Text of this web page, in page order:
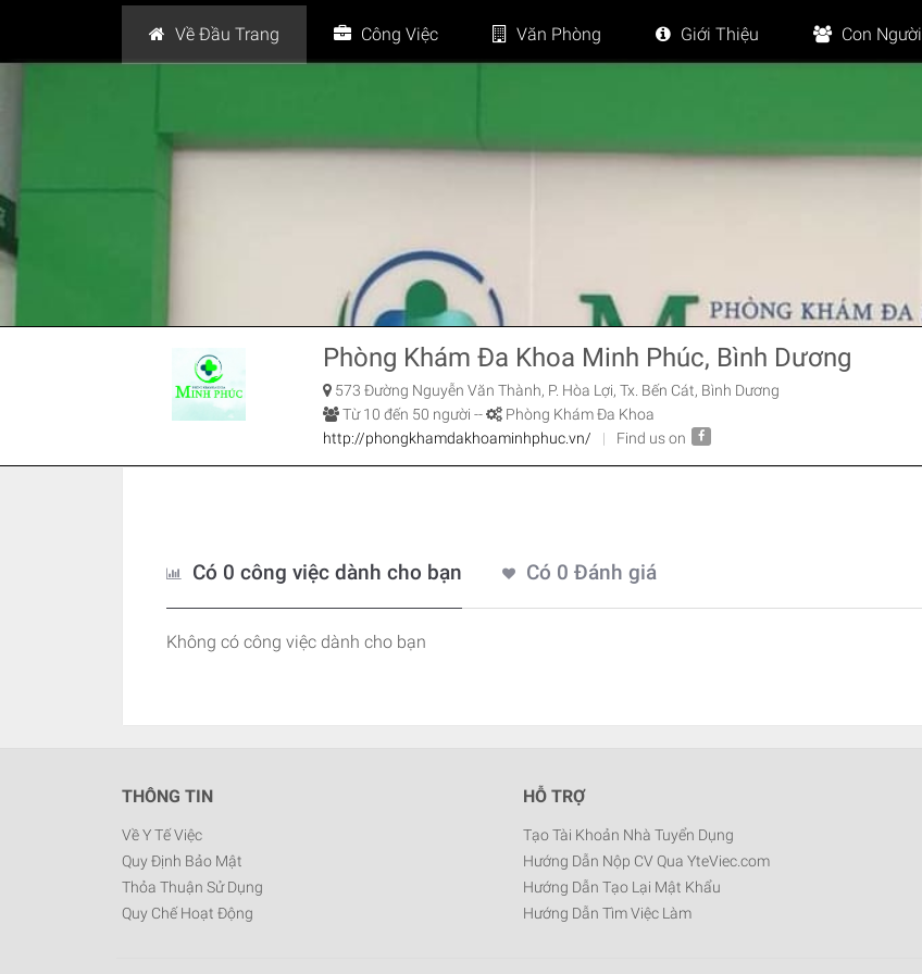
Về Đầu Trang Công Việc Văn Phòng Giới Thiệu Con Người
Phòng Khám Đa Khoa Minh Phúc, Bình Dương
573 Đường Nguyễn Văn Thành, P. Hòa Lợi, Tx. Bến Cát, Bình Dương
Từ 10 đến 50 người --
Phòng Khám Đa Khoa
http://phongkhamdakhoaminhphuc.vn/
| Find us on
Có 0 công việc dành cho bạn Có 0 Đánh giá
Không có công việc dành cho bạn
THÔNG TIN
Về Y Tế Việc
Quy Định Bảo Mật
Thỏa Thuận Sử Dụng
Quy Chế Hoạt Động
HỖ TRỢ
Tạo Tài Khoản Nhà Tuyển Dụng
Hướng Dẫn Nộp CV Qua YteViec.com
Hướng Dẫn Tạo Lại Mật Khẩu
Hướng Dẫn Tìm Việc Làm